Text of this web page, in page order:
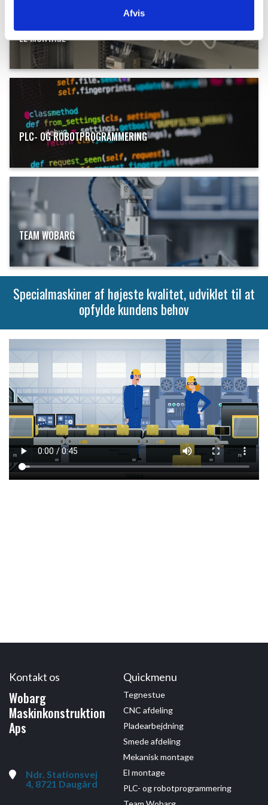
Afvis
EL MONTAGE
PLC- OG ROBOTPROGRAMMERING
TEAM WOBARG
Specialmaskiner af højeste kvalitet, udviklet til at
opfylde kundens behov
Kontakt os
Wobarg
Maskinkonstruktion
Aps
Ndr. Stationsvej
4, 8721 Daugård
Quickmenu
Tegnestue
CNC afdeling
Pladearbejdning
Smede afdeling
Mekanisk montage
El montage
PLC- og robotprogrammering